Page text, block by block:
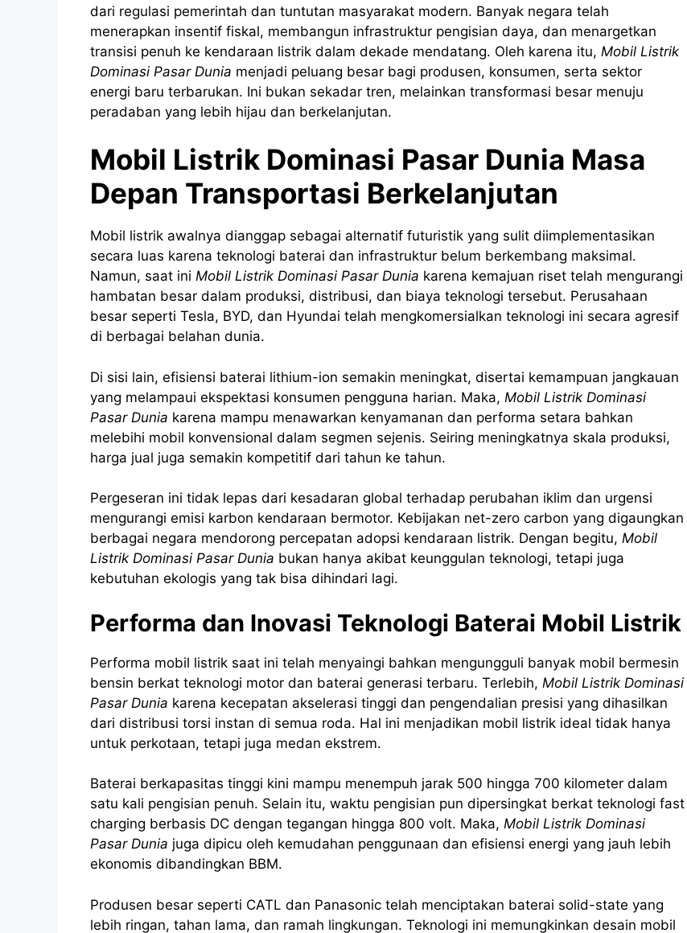
dari regulasi pemerintah dan tuntutan masyarakat modern. Banyak negara telah
menerapkan insentif fiskal, membangun infrastruktur pengisian daya, dan menargetkan
transisi penuh ke kendaraan listrik dalam dekade mendatang. Oleh karena itu, Mobil Listrik
Dominasi Pasar Dunia menjadi peluang besar bagi produsen, konsumen, serta sektor
energi baru terbarukan. Ini bukan sekadar tren, melainkan transformasi besar menuju
peradaban yang lebih hijau dan berkelanjutan.
Mobil Listrik Dominasi Pasar Dunia Masa
Depan Transportasi Berkelanjutan
Mobil listrik awalnya dianggap sebagai alternatif futuristik yang sulit diimplementasikan
secara luas karena teknologi baterai dan infrastruktur belum berkembang maksimal.
Namun, saat ini Mobil Listrik Dominasi Pasar Dunia karena kemajuan riset telah mengurangi
hambatan besar dalam produksi, distribusi, dan biaya teknologi tersebut. Perusahaan
besar seperti Tesla, BYD, dan Hyundai telah mengkomersialkan teknologi ini secara agresif
di berbagai belahan dunia.
Di sisi lain, efisiensi baterai lithium-ion semakin meningkat, disertai kemampuan jangkauan
yang melampaui ekspektasi konsumen pengguna harian. Maka, Mobil Listrik Dominasi
Pasar Dunia karena mampu menawarkan kenyamanan dan performa setara bahkan
melebihi mobil konvensional dalam segmen sejenis. Seiring meningkatnya skala produksi,
harga jual juga semakin kompetitif dari tahun ke tahun.
Pergeseran ini tidak lepas dari kesadaran global terhadap perubahan iklim dan urgensi
mengurangi emisi karbon kendaraan bermotor. Kebijakan net-zero carbon yang digaungkan
berbagai negara mendorong percepatan adopsi kendaraan listrik. Dengan begitu, Mobil
Listrik Dominasi Pasar Dunia bukan hanya akibat keunggulan teknologi, tetapi juga
kebutuhan ekologis yang tak bisa dihindari lagi.
Performa dan Inovasi Teknologi Baterai Mobil Listrik
Performa mobil listrik saat ini telah menyaingi bahkan mengungguli banyak mobil bermesin
bensin berkat teknologi motor dan baterai generasi terbaru. Terlebih, Mobil Listrik Dominasi
Pasar Dunia karena kecepatan akselerasi tinggi dan pengendalian presisi yang dihasilkan
dari distribusi torsi instan di semua roda. Hal ini menjadikan mobil listrik ideal tidak hanya
untuk perkotaan, tetapi juga medan ekstrem.
Baterai berkapasitas tinggi kini mampu menempuh jarak 500 hingga 700 kilometer dalam
satu kali pengisian penuh. Selain itu, waktu pengisian pun dipersingkat berkat teknologi fast
charging berbasis DC dengan tegangan hingga 800 volt. Maka, Mobil Listrik Dominasi
Pasar Dunia juga dipicu oleh kemudahan penggunaan dan efisiensi energi yang jauh lebih
ekonomis dibandingkan BBM.
Produsen besar seperti CATL dan Panasonic telah menciptakan baterai solid-state yang
lebih ringan, tahan lama, dan ramah lingkungan. Teknologi ini memungkinkan desain mobil